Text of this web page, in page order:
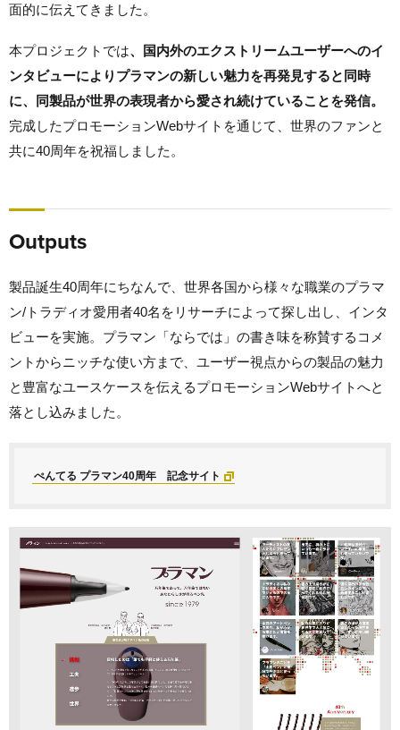
面的に伝えてきました。
本プロジェクトでは、国内外のエクストリームユーザーへのイ
ンタビューによりプラマンの新しい魅力を再発見すると同時
に、同製品が世界の表現者から愛され続けていることを発信。
完成したプロモーションWebサイトを通じて、世界のファンと
共に40周年を祝福しました。
Outputs
製品誕生40周年にちなんで、世界各国から様々な職業のプラマ
ン/トラディオ愛用者40名をリサーチによって探し出し、インタ
ビューを実施。プラマン「ならでは」の書き味を称賛するコメ
ントからニッチな使い方まで、ユーザー視点からの製品の魅力
と豊富なユースケースを伝えるプロモーションWebサイトへと
落とし込みました。
ぺんてる プラマン40周年 記念サイト